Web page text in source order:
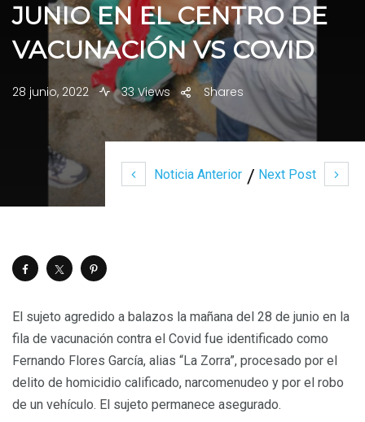
Noticia Anterior Next Post
JUNIO EN EL CENTRO DE
VACUNACIÓN VS COVID
28 junio, 2022 33 Views Shares
El sujeto agredido a balazos la mañana del 28 de junio en la
fila de vacunación contra el Covid fue identificado como
Fernando Flores García, alias “La Zorra”, procesado por el
delito de homicidio calificado, narcomenudeo y por el robo
de un vehículo. El sujeto permanece asegurado.